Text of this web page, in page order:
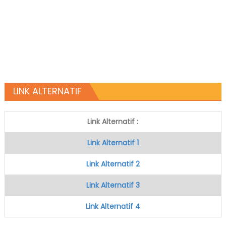
LINK ALTERNATIF
Link Alternatif :
Link Alternatif 1
Link Alternatif 2
Link Alternatif 3
Link Alternatif 4